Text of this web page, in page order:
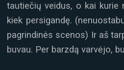
tautiečių veidus, o kai kurie
kiek persigandę.
pagrindinės scenos) Ir aš
buvau. Per barzdą varvėjo,